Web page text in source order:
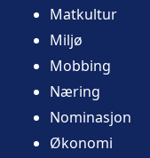
Matkultur
Miljø
Mobbing
Næring
Nominasjon
Økonomi